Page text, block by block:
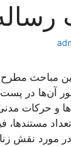
مباحث
آن‌ها در
و حرکات
مستندها،
مورد نقش